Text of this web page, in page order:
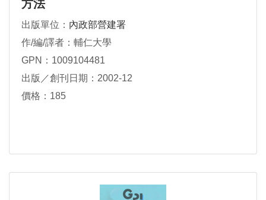
方法
出版單位： 內政部營建署
作/編/譯者：輔仁大學
GPN：1009104481
出版／創刊日期：2002-12
價格：185